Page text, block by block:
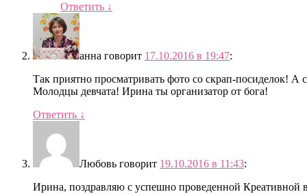
Ответить ↓
анна говорит 17.10.2016 в 19:47:
Так приятно просматривать фото со скрап-посиделок! А
Молодцы девчата! Ирина ты организатор от бога!
Ответить ↓
Любовь говорит 19.10.2016 в 11:43:
Ирина, поздравляю с успешно проведенной Креативной